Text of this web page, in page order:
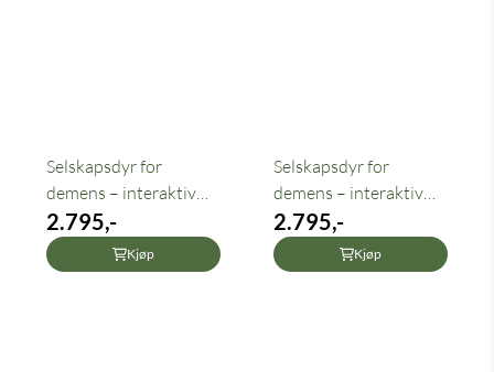
Selskapsdyr for
demens – interaktiv
katt ...
2.795,-
Kjøp
Selskapsdyr for
demens – interaktiv
katt ...
2.795,-
Kjøp